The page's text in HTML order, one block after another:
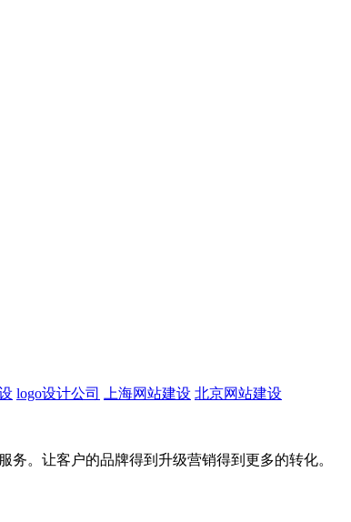
logo设计公司 上海网站建设 北京网站建设
。让客户的品牌得到升级营销得到更多的转化。